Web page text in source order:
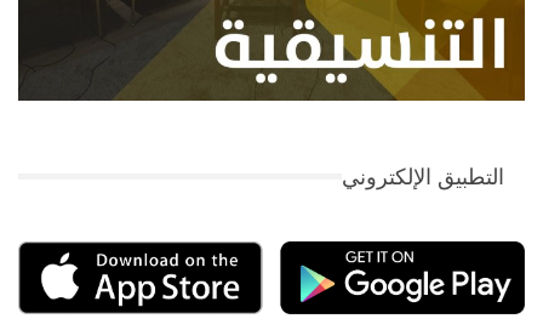
التطبيق الإلكتروني